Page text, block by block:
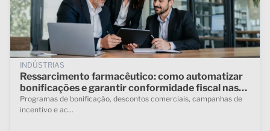
INDÚSTRIAS
Ressarcimento farmacêutico: como automatizar
bonificações e garantir conformidade fiscal nas
vendas indiretas
Programas de bonificação, descontos comerciais, campanhas de
incentivo e ac...